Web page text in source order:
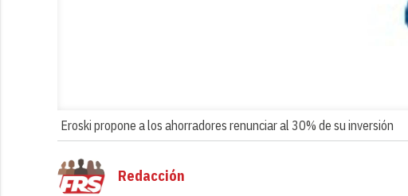
Eroski propone a los ahorradores renunciar al 30% de su inversión
Redacción